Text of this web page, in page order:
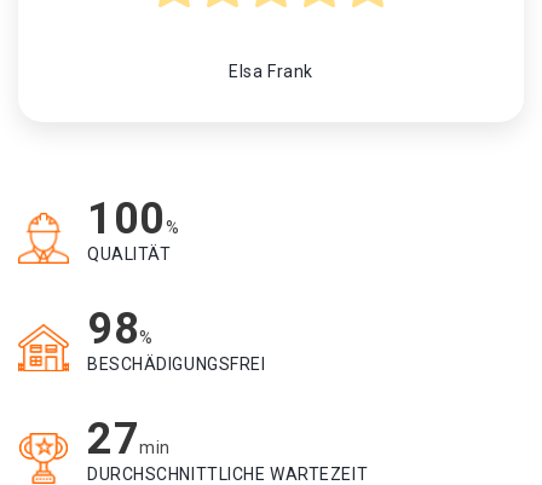
Elsa Frank
100%
QUALITÄT
98%
BESCHÄDIGUNGSFREI
27min
DURCHSCHNITTLICHE WARTEZEIT